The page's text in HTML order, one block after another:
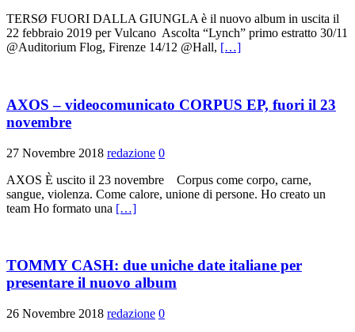
TERSØ FUORI DALLA GIUNGLA è il nuovo album in uscita il
22 febbraio 2019 per Vulcano Ascolta “Lynch” primo estratto 30/11
@Auditorium Flog, Firenze 14/12 @Hall, […]
AXOS – videocomunicato CORPUS EP, fuori il 23
novembre
27 Novembre 2018 redazione 0
AXOS È uscito il 23 novembre Corpus come corpo, carne,
sangue, violenza. Come calore, unione di persone. Ho creato un
team Ho formato una […]
TOMMY CASH: due uniche date italiane per
presentare il nuovo album
26 Novembre 2018 redazione 0